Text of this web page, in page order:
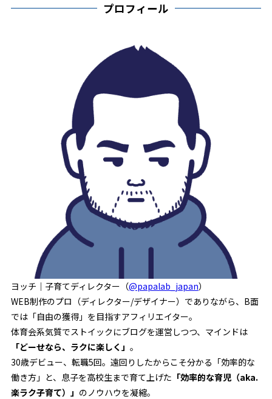
プロフィール
ヨッチ｜子育てディレクター（@papalab_japan）
WEB制作のプロ（ディレクター/デザイナー）でありながら、B面
では「自由の獲得」を目指すアフィリエイター。
体育会系気質でストイックにブログを運営しつつ、マインドは
「どーせなら、ラクに楽しく」 。
30歳デビュー、転職5回。遠回りしたからこそ分かる「効率的な
働き方」と、息子を高校生まで育て上げた 「効率的な育児（aka.
楽ラク子育て）」 のノウハウを凝縮。